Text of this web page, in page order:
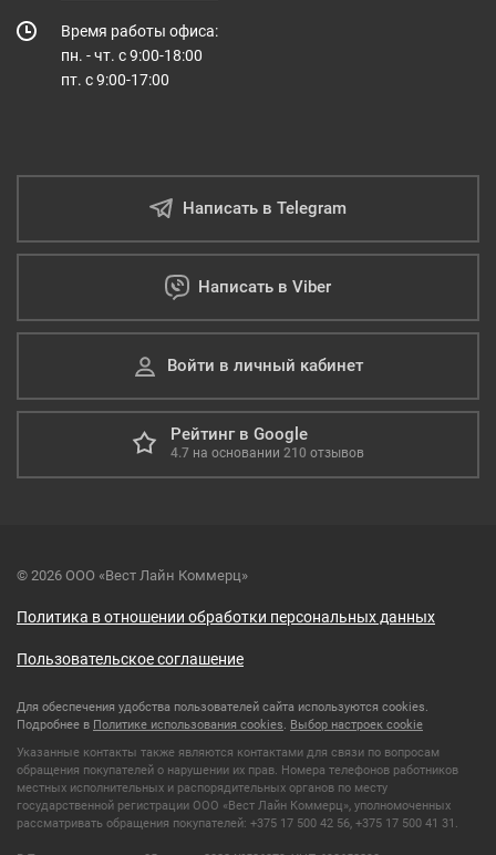
Время работы офиса:
пн. - чт. с 9:00-18:00
пт. с 9:00-17:00
Написать в Telegram
Написать в Viber
Войти в личный кабинет
Рейтинг в Google
4.7 на основании 210 отзывов
© 2026 ООО «Вест Лайн Коммерц»
Политика в отношении обработки персональных данных
Пользовательское соглашение
Для обеспечения удобства пользователей сайта используются cookies.
Подробнее в Политике использования cookies. Выбор настроек cookie
Указанные контакты также являются контактами для связи по вопросам
обращения покупателей о нарушении их прав. Номера телефонов работников
местных исполнительных и распорядительных органов по месту
государственной регистрации ООО «Вест Лайн Коммерц», уполномоченных
рассматривать обращения покупателей: +375 17 500 42 56, +375 17 500 41 31.